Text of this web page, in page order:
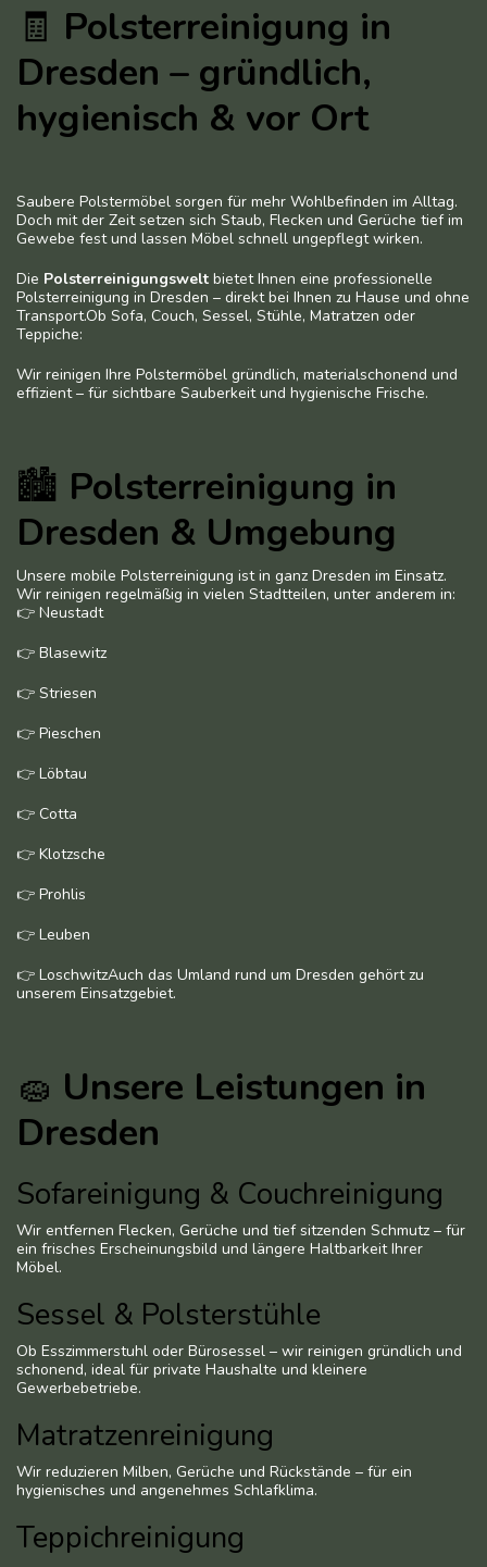
🧾 Polsterreinigung in
Dresden – gründlich,
hygienisch & vor Ort
Saubere Polstermöbel sorgen für mehr Wohlbefinden im Alltag.
Doch mit der Zeit setzen sich Staub, Flecken und Gerüche tief im
Gewebe fest und lassen Möbel schnell ungepflegt wirken.
Die Polsterreinigungswelt bietet Ihnen eine professionelle
Polsterreinigung in Dresden – direkt bei Ihnen zu Hause und ohne
Transport.Ob Sofa, Couch, Sessel, Stühle, Matratzen oder
Teppiche:
Wir reinigen Ihre Polstermöbel gründlich, materialschonend und
effizient – für sichtbare Sauberkeit und hygienische Frische.
🏙 Polsterreinigung in
Dresden & Umgebung
Unsere mobile Polsterreinigung ist in ganz Dresden im Einsatz.
Wir reinigen regelmäßig in vielen Stadtteilen, unter anderem in:
👉 Neustadt
👉 Blasewitz
👉 Striesen
👉 Pieschen
👉 Löbtau
👉 Cotta
👉 Klotzsche
👉 Prohlis
👉 Leuben
👉 LoschwitzAuch das Umland rund um Dresden gehört zu
unserem Einsatzgebiet.
🧽 Unsere Leistungen in
Dresden
Sofareinigung & Couchreinigung
Wir entfernen Flecken, Gerüche und tief sitzenden Schmutz – für
ein frisches Erscheinungsbild und längere Haltbarkeit Ihrer
Möbel.
Sessel & Polsterstühle
Ob Esszimmerstuhl oder Bürosessel – wir reinigen gründlich und
schonend, ideal für private Haushalte und kleinere
Gewerbebetriebe.
Matratzenreinigung
Wir reduzieren Milben, Gerüche und Rückstände – für ein
hygienisches und angenehmes Schlafklima.
Teppichreinigung